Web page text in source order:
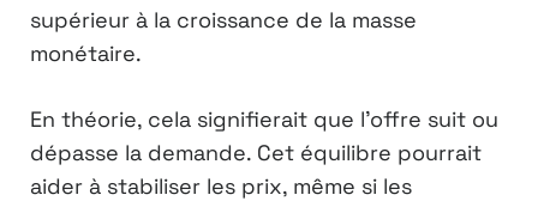
supérieur à la croissance de la masse
monétaire.
En théorie, cela signifierait que l’offre suit ou
dépasse la demande. Cet équilibre pourrait
aider à stabiliser les prix, même si les